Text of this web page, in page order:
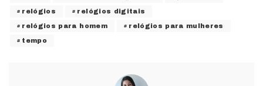
relógios relógios digitais
relógios para homem relógios para mulheres
tempo